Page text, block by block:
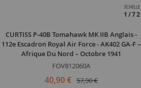
ECHELLE
1/72
CURTISS P-40B Tomahawk MK IIB Anglais -
112e Escadron Royal Air Force - AK402 GA-F –
Afrique Du Nord – Octobre 1941
FOV812060A
40,90 € 57,90 €